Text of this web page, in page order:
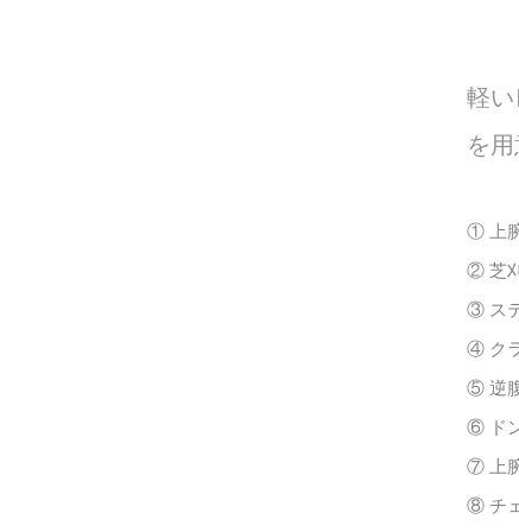
軽い
を用
① 上
② 芝
③ ス
④ ク
⑤ 逆
⑥ ド
⑦ 上
⑧ チ